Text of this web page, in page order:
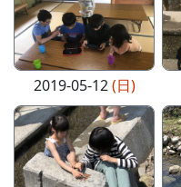
2019-05-12(日)